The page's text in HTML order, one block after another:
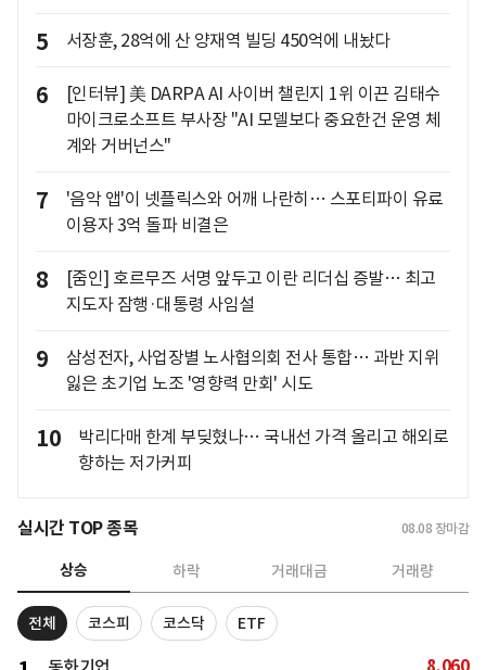
5 서장훈, 28억에 산 양재역 빌딩 450억에 내놨다
6
[인터뷰] 美 DARPA AI 사이버 챌린지 1위 이끈 김태수
마이크로소프트 부사장 "AI 모델보다 중요한건 운영 체
계와 거버넌스"
7
'음악 앱'이 넷플릭스와 어깨 나란히… 스포티파이 유료
이용자 3억 돌파 비결은
8
[줌인] 호르무즈 서명 앞두고 이란 리더십 증발… 최고
지도자 잠행·대통령 사임설
9
삼성전자, 사업장별 노사협의회 전사 통합… 과반 지위
잃은 초기업 노조 '영향력 만회' 시도
10
박리다매 한계 부딪혔나… 국내선 가격 올리고 해외로
향하는 저가커피
실시간 TOP 종목 08.08 장마감
상승 하락 거래대금 거래량
전체 코스피 코스닥 ETF